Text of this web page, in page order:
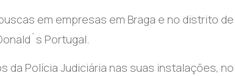
em empresas em Braga e no distrito de
Portugal.
da Polícia Judiciária nas suas instalações, no